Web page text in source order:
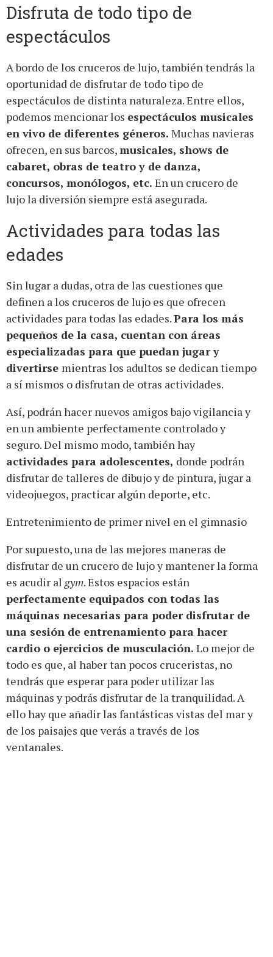
Disfruta de todo tipo de
espectáculos
A bordo de los cruceros de lujo, también tendrás la
oportunidad de disfrutar de todo tipo de
espectáculos de distinta naturaleza. Entre ellos,
podemos mencionar los espectáculos musicales
en vivo de diferentes géneros. Muchas navieras
ofrecen, en sus barcos,musicales, shows de
cabaret, obras de teatro y de danza,
concursos, monólogos, etc. En un crucero de
lujo la diversión siempre está asegurada.
Actividades para todas las
edades
Sin lugar a dudas, otra de las cuestiones que
definen a los cruceros de lujo es que ofrecen
actividades para todas las edades.Para los más
pequeños de la casa, cuentan con áreas
especializadas para que puedan jugar y
divertirse mientras los adultos se dedican tiempo
a sí mismos o disfrutan de otras actividades.
Así, podrán hacer nuevos amigos bajo vigilancia y
en un ambiente perfectamente controlado y
seguro. Del mismo modo, también hay
actividades para adolescentes, donde podrán
disfrutar de talleres de dibujo y de pintura, jugar a
videojuegos, practicar algún deporte, etc.
Entretenimiento de primer nivel en el gimnasio
Por supuesto, una de las mejores maneras de
disfrutar de un crucero de lujo y mantener la forma
es acudir al gym. Estos espacios están
perfectamente equipados con todas las
máquinas necesarias para poder disfrutar de
una sesión de entrenamiento para hacer
cardio o ejercicios de musculación. Lo mejor de
todo es que, al haber tan pocos cruceristas, no
tendrás que esperar para poder utilizar las
máquinas y podrás disfrutar de la tranquilidad. A
ello hay que añadir las fantásticas vistas del mar y
de los paisajes que verás a través de los
ventanales.